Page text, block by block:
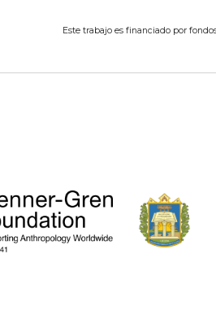
Este trabajo es financiado por